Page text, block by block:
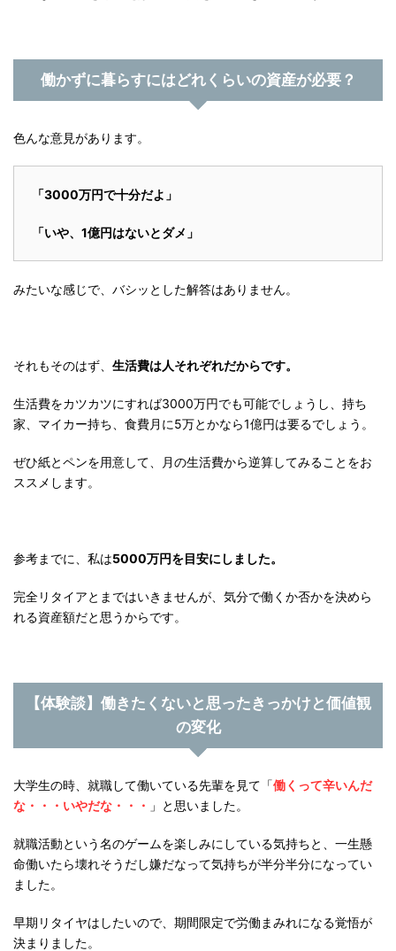
働かずに暮らすにはどれくらいの資産が必要？
色んな意見があります。
「3000万円で十分だよ」
「いや、1億円はないとダメ」
みたいな感じで、バシッとした解答はありません。
それもそのはず、 生活費は人それぞれだからです。
生活費をカツカツにすれば3000万円でも可能でしょうし、持ち
家、マイカー持ち、食費月に5万とかなら1億円は要るでしょう。
ぜひ紙とペンを用意して、月の生活費から逆算してみることをお
ススメします。
参考までに、私は5000万円を目安にしました。
完全リタイアとまではいきませんが、気分で働くか否かを決めら
れる資産額だと思うからです。
【体験談】働きたくないと思ったきっかけと価値観
の変化
大学生の時、就職して働いている先輩を見て「働くって辛いんだ
な・・・いやだな・・・ 」と思いました。
就職活動という名のゲームを楽しみにしている気持ちと、一生懸
命働いたら壊れそうだし嫌だなって気持ちが半分半分になってい
ました。
早期リタイヤはしたいので、期間限定で労働まみれになる覚悟が
決まりました。